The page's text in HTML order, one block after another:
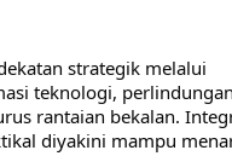
strategik melalui
teknologi,
rantaian bekalan.
diyakini mampu